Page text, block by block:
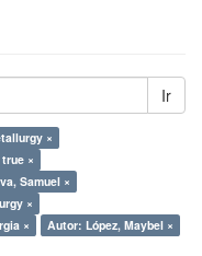
Ir
×
×
Samuel ×
×
×
Autor: López, Maybel ×